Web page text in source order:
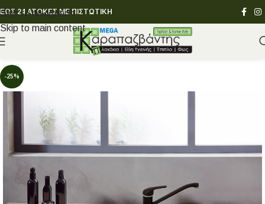
Skip to navigation
Skip to main content
ΕΩΣ 24 ΑΤΟΚΕΣ ΜΕ ΠΙΣΤΩΤΙΚΗ
-25%